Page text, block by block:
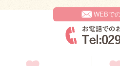
WEBで